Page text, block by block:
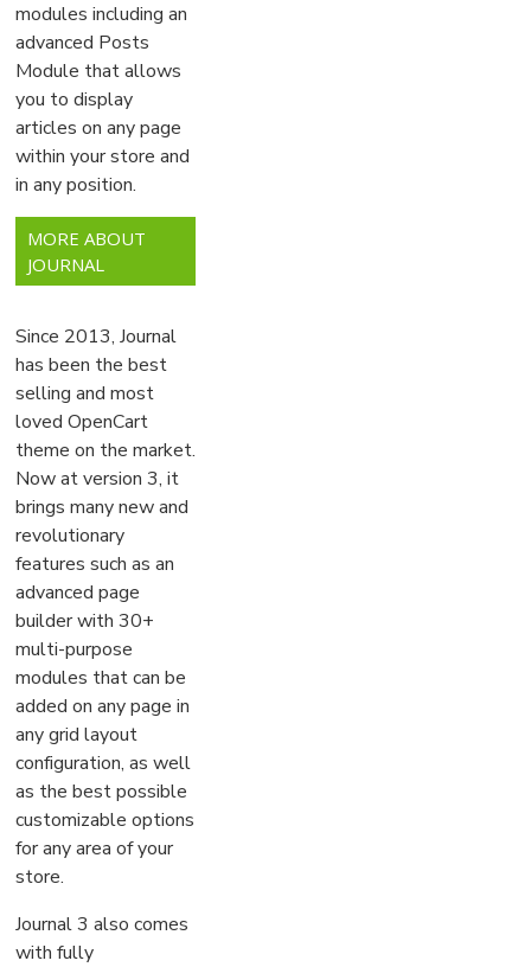
modules including an
advanced Posts
Module that allows
you to display
articles on any page
within your store and
in any position.
MORE ABOUT
JOURNAL
Since 2013, Journal
has been the best
selling and most
loved OpenCart
theme on the market.
Now at version 3, it
brings many new and
revolutionary
features such as an
advanced page
builder with 30+
multi-purpose
modules that can be
added on any page in
any grid layout
configuration, as well
as the best possible
customizable options
for any area of your
store.
Journal 3 also comes
with fully